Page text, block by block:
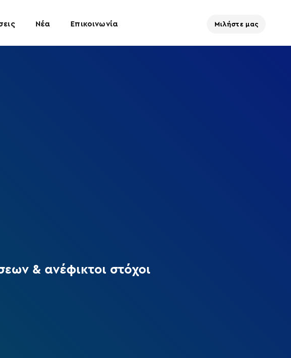
Νέα Επικοινωνία Μιλήστε μας
& ανέφικτοι στόχοι